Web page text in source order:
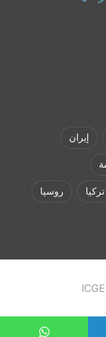
إيران
تركيا روسيا